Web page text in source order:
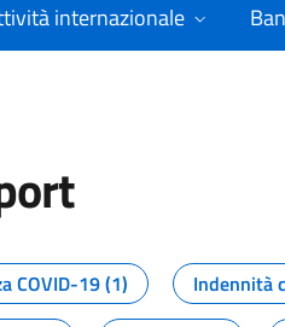
internazionale
COVID-19 (1) Indennità